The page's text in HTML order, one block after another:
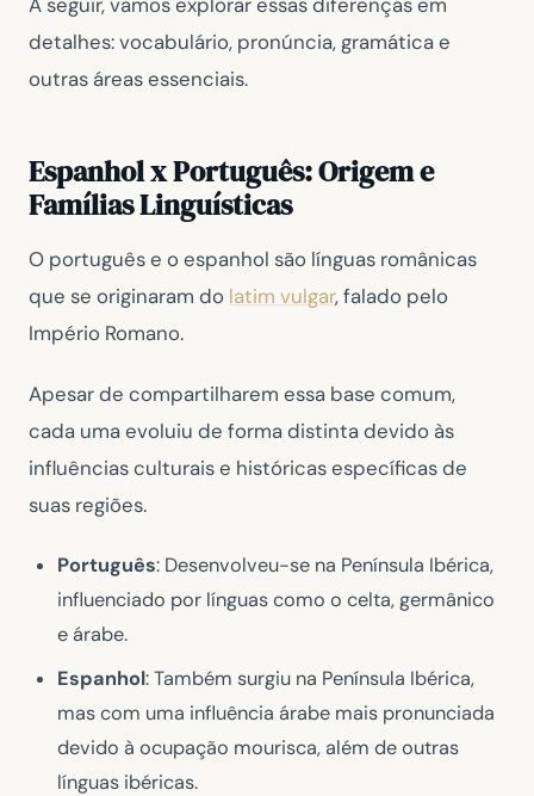
detalhes: vocabulário, pronúncia, gramática e
outras áreas essenciais.
Espanhol x Português: Origem e
Famílias Linguísticas
O português e o espanhol são línguas românicas
que se originaram do latim vulgar, falado pelo
Império Romano.
Apesar de compartilharem essa base comum,
cada uma evoluiu de forma distinta devido às
influências culturais e históricas específicas de
suas regiões.
Português: Desenvolveu-se na Península Ibérica,
influenciado por línguas como o celta, germânico
e árabe.
Espanhol: Também surgiu na Península Ibérica,
mas com uma influência árabe mais pronunciada
devido à ocupação mourisca, além de outras
línguas ibéricas.